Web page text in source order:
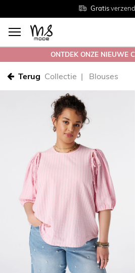
GratisMaten38 -
Gratisretourneren in
ONTDEK ONZE NIEUWE
Terug Collectie Blouses